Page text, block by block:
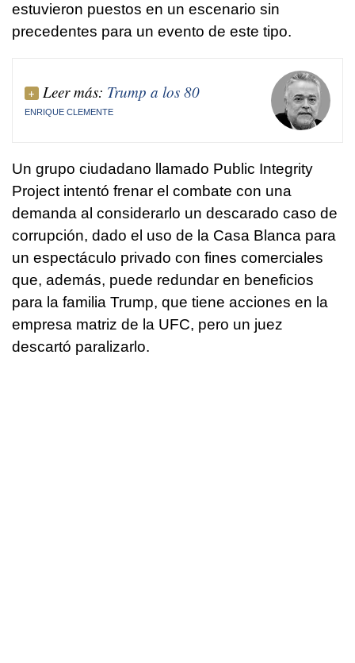
estuvieron puestos en un escenario sin
precedentes para un evento de este tipo.
Leer más: Trump a los 80
ENRIQUE CLEMENTE
Un grupo ciudadano llamado Public Integrity
Project intentó frenar el combate con una
demanda al considerarlo un descarado caso de
corrupción, dado el uso de la Casa Blanca para
un espectáculo privado con fines comerciales
que, además, puede redundar en beneficios
para la familia Trump, que tiene acciones en la
empresa matriz de la UFC, pero un juez
descartó paralizarlo.